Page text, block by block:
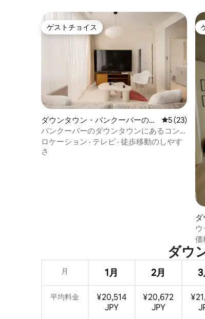
ゲストチョイス
ゲストチョイス
ダウンタウン・バンクーバーのコ
ンドミニアム
レビュー23
5 (23)
バンクーバーのダウンタウンにあるコン
ドミニアム｜都会の隠れ家
ロケーション · テレビ · 徒歩移動のしやす
さ
の
ら
価
ダウ
月 1月 2月 3
平均料金
¥20,514
JPY
¥20,672
JPY